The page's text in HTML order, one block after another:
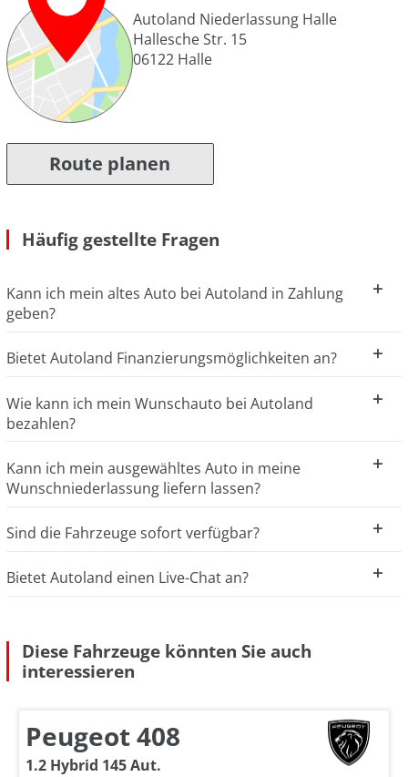
Autoland Niederlassung Halle
Hallesche Str. 15
06122 Halle
Route planen
Häufig gestellte Fragen
Kann ich mein altes Auto bei Autoland in Zahlung
geben?
Bietet Autoland Finanzierungsmöglichkeiten an?
Wie kann ich mein Wunschauto bei Autoland
bezahlen?
Kann ich mein ausgewähltes Auto in meine
Wunschniederlassung liefern lassen?
Sind die Fahrzeuge sofort verfügbar?
Bietet Autoland einen Live-Chat an?
Diese Fahrzeuge könnten Sie auch
interessieren
Peugeot 408
1.2 Hybrid 145 Aut.